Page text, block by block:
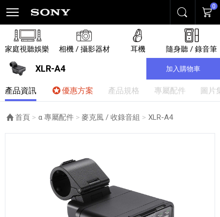
搜尋 購物
0
家庭視聽娛樂 相機 / 攝影器材 耳機 隨身聽 / 錄音筆
XLR-A4 加入購物車
產品資訊 優惠方案 產品規格 專屬配件 圖片
首頁 α 專屬配件 麥克風 / 收錄音組 目前頁面：
XLR-A4